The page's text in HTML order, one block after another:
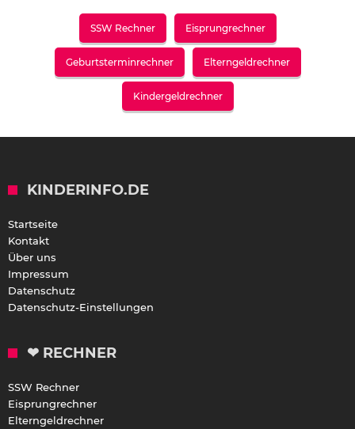
SSW Rechner Eisprungrechner
Geburtsterminrechner Elterngeldrechner
Kindergeldrechner
KINDERINFO.DE
Startseite
Kontakt
Über uns
Impressum
Datenschutz
Datenschutz-Einstellungen
❤ RECHNER
SSW Rechner
Eisprungrechner
Elterngeldrechner